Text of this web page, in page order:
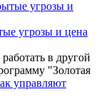
угрозы и цена
в другой
"Золотая